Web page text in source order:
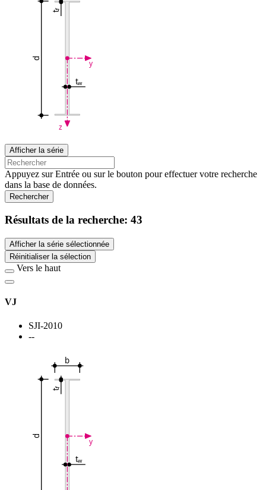
d
t
f
tw
y
z
Afficher la série
Appuyez sur Entrée ou sur le bouton pour effectuer votre recherche
dans la base de données.
Rechercher
Résultats de la recherche: 43
Afficher la série sélectionnée
Réinitialiser la sélection
Vers le haut
VJ
SJI-2010
--
b
d
t
f
tw
y